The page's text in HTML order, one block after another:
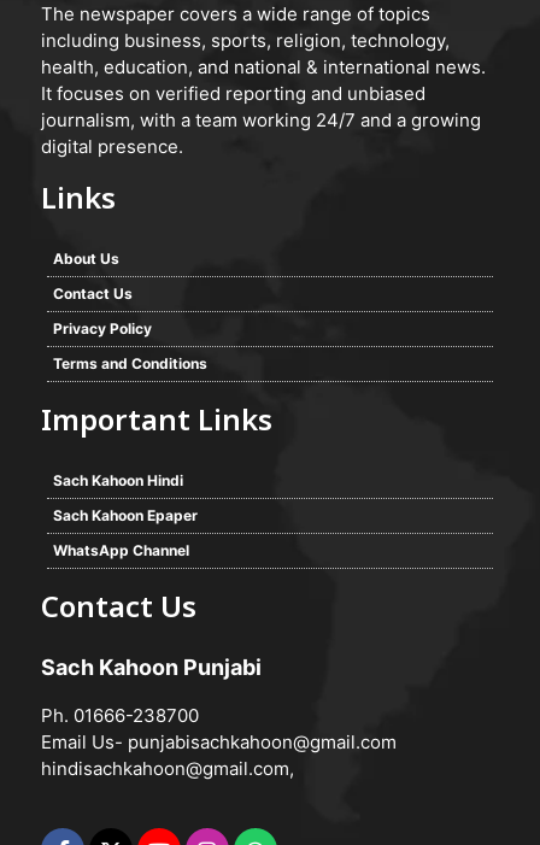
The newspaper covers a wide range of topics
including business, sports, religion, technology,
health, education, and national & international news.
It focuses on verified reporting and unbiased
journalism, with a team working 24/7 and a growing
digital presence.
Links
About Us
Contact Us
Privacy Policy
Terms and Conditions
Important Links
Sach Kahoon Hindi
Sach Kahoon Epaper
WhatsApp Channel
Contact Us
Sach Kahoon Punjabi
Ph. 01666-238700
Email Us- punjabisachkahoon@gmail.com
hindisachkahoon@gmail.com,